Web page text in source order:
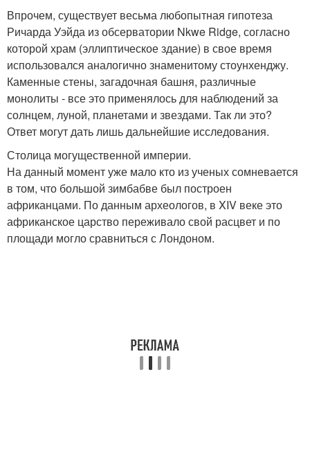
Впрочем, существует весьма любопытная гипотеза
Ричарда Уэйда из обсерватории Nkwe Ridge, согласно
которой храм (эллиптическое здание) в свое время
использовался аналогично знаменитому стоунхенджу.
Каменные стены, загадочная башня, различные
монолиты - все это применялось для наблюдений за
солнцем, луной, планетами и звездами. Так ли это?
Ответ могут дать лишь дальнейшие исследования.
Столица могущественной империи.
На данный момент уже мало кто из ученых сомневается
в том, что большой зимбабве был построен
африканцами. По данным археологов, в XIV веке это
африканское царство переживало свой расцвет и по
площади могло сравниться с Лондоном.